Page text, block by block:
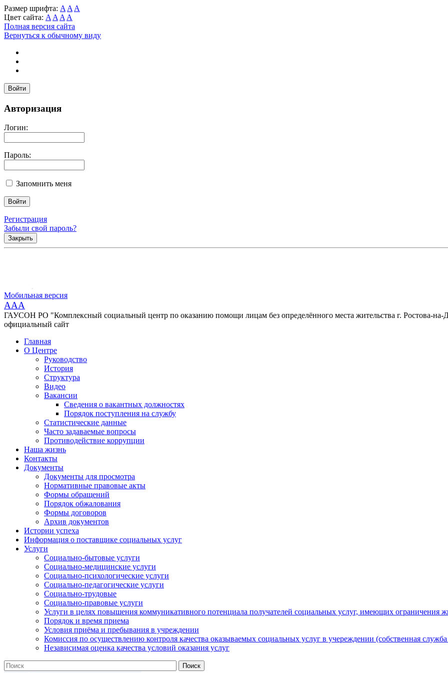
Размер шрифта: A A A
Цвет сайта: A A A A
Полная версия сайта
Вернуться к обычному виду
Войти
Авторизация
Логин:
Пароль:
Запомнить меня
Регистрация
Забыли свой пароль?
Закрыть
Мобильная версия
AAA
ГАУСОН РО "Комплексный социальный центр по оказанию помощи лицам без определённого места жительства г. Ростова-на-
официальный сайт
Главная
О Центре
Руководство
История
Структура
Видео
Вакансии
Сведения о вакантных должностях
Порядок поступления на службу
Статистические данные
Часто задаваемые вопросы
Противодействие коррупции
Наша жизнь
Контакты
Документы
Документы для просмотра
Нормативные правовые акты
Формы обращений
Порядок обжалования
Формы договоров
Архив документов
Истории успеха
Информация о поставщике социальных услуг
Услуги
Социально-бытовые услуги
Социально-медицинские услуги
Социально-психологические услуги
Социально-педагогические услуги
Социально-трудовые
Социально-правовые услуги
Услуги в целях повышения коммуникативного потенциала получателей социальных услуг, имеющих ограничения
Порядок и время приема
Условия приёма и пребывания в учреждении
Комиссия по осуществлению контроля качества оказываемых социальных услуг в учереждении (собственная
Независимая оценка качества условий оказания услуг